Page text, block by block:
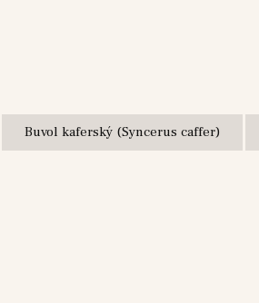
Buvol kaferský (Syncerus caffer)